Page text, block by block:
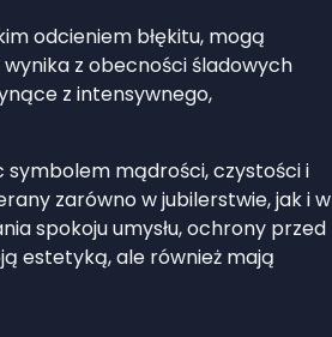
odcieniem błękitu, mogą
z obecności śladowych
z intensywnego,
symbolem mądrości, czystości i
zarówno w jubilerstwie, jak i w
spokoju umysłu, ochrony przed
estetyką, ale również mają